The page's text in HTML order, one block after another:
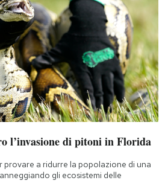
l’invasione di pitoni in Florida
provare a ridurre la popolazione di una
gli ecosistemi delle